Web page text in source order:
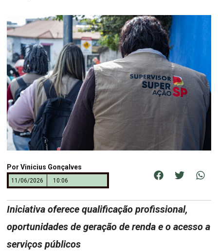
Por Vinicius Gonçalves
11/06/2026 10:06
Iniciativa oferece qualificação profissional,
oportunidades de geração de renda e o acesso a
serviços públicos